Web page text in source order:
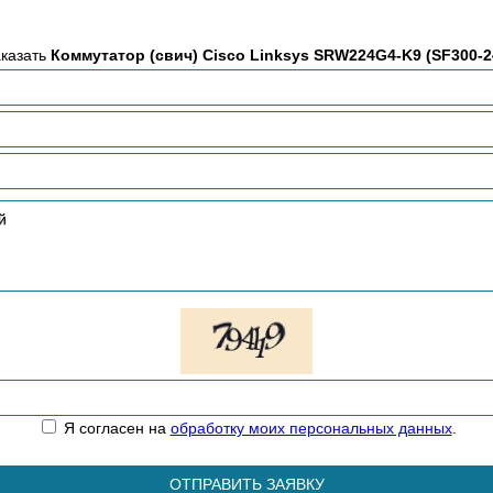
Коммутатор (свич) Cisco Linksys SRW224G4-K9 (SF300-
Я согласен на обработку моих персональных данных.